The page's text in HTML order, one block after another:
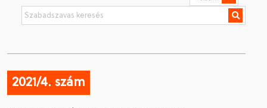
SZOCIOLÓGIAI SZEMLE
2021/4. szám